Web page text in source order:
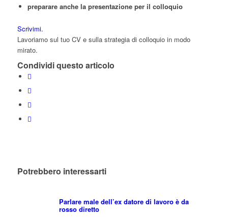
preparare anche la presentazione per il colloquio
Scrivimi.
Lavoriamo sul tuo CV e sulla strategia di colloquio in modo
mirato.
Condividi questo articolo
Potrebbero interessarti
Parlare male dell’ex datore di lavoro è da
rosso diretto